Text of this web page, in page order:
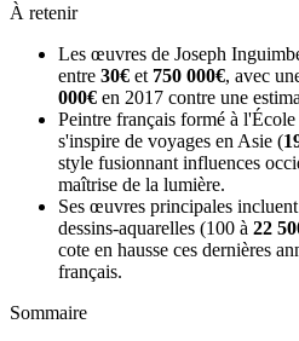
À retenir
Les œuvres de Joseph
entre 30€ et 750 000€, avec
000€ en 2017 contre une
Peintre français formé à
s'inspire de voyages en Asie (
style fusionnant influences
maîtrise de la lumière.
Ses œuvres principales incluent
dessins-aquarelles (100 à 22
cote en hausse ces dernières
français.
Sommaire